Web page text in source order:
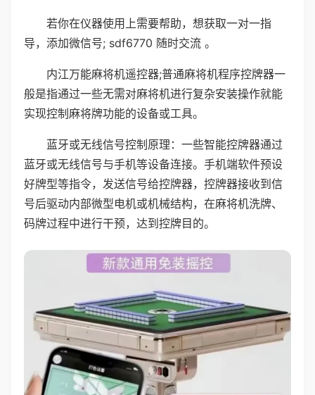
若你在仪器使用上需要帮助，想获取一对一指
导，添加微信号; sdf6770 随时交流 。
内江万能麻将机遥控器;普通麻将机程序控牌器一
般是指通过一些无需对麻将机进行复杂安装操作就能
实现控制麻将牌功能的设备或工具。
蓝牙或无线信号控制原理：一些智能控牌器通过
蓝牙或无线信号与手机等设备连接。手机端软件预设
好牌型等指令，发送信号给控牌器，控牌器接收到信
号后驱动内部微型电机或机械结构，在麻将机洗牌、
码牌过程中进行干预，达到控牌目的。